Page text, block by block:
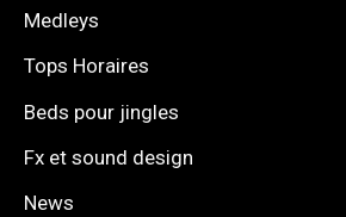
Medleys
Tops Horaires
Beds pour jingles
Fx et sound design
News